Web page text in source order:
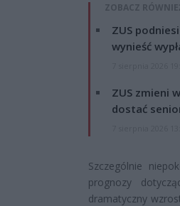
ZOBACZ
ZUS
wynieść
ZUS zmieni
dostać
Szczególnie
prognozy
dramatyczny